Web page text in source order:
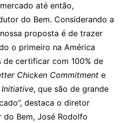
até então,
do Bem. Considerando a
proposta é de trazer
o primeiro na América
de certificar com 100% de
Chicken Commitmente
Initiative, que são de grande
destaca o diretor
Bem, José Rodolfo